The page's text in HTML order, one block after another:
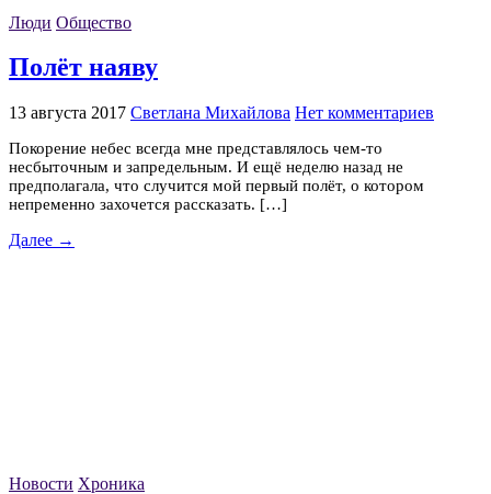
Люди Общество
Полёт наяву
13 августа 2017 Светлана Михайлова Нет комментариев
Покорение небес всегда мне представлялось чем-то
несбыточным и запредельным. И ещё неделю назад не
предполагала, что случится мой первый полёт, о котором
непременно захочется рассказать. […]
Далее →
Новости Хроника